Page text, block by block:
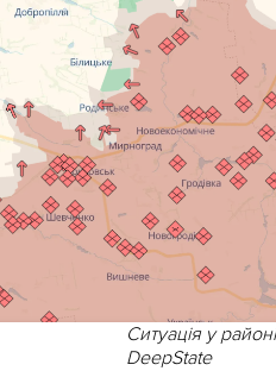
Ситуація у
DeepState